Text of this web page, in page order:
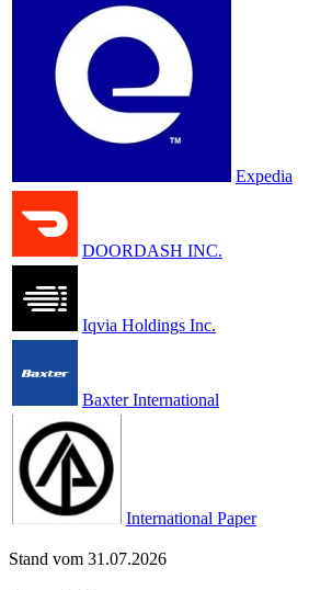
Expedia
DOORDASH INC.
Iqvia Holdings Inc.
Baxter International
International Paper
Stand vom 31.07.2026